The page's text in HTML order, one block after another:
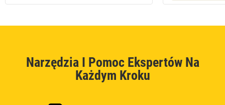
Narzędzia I Pomoc Ekspertów Na
Każdym Kroku